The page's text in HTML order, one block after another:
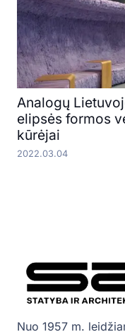
Analogų
elipsės formos
kūrėjai
2022.03.04
Nuo 1957 m.